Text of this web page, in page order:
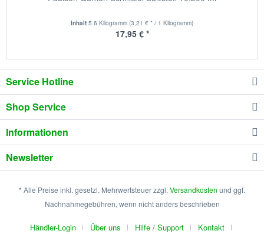
Inhalt 5.6 Kilogramm (3,21 € * / 1 Kilogramm)
17,95 € *
Service Hotline
Shop Service
Informationen
Newsletter
* Alle Preise inkl. gesetzl. Mehrwertsteuer zzgl. Versandkosten und ggf.
Nachnahmegebühren, wenn nicht anders beschrieben
Händler-Login Über uns Hilfe / Support
Kontakt